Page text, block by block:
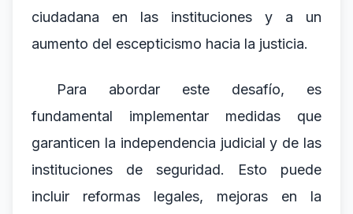
ciudadana en las instituciones y a un
aumento del escepticismo hacia la justicia.
Para abordar este desafío, es
fundamental implementar medidas que
garanticen la independencia judicial y de las
instituciones de seguridad. Esto puede
incluir reformas legales, mejoras en la